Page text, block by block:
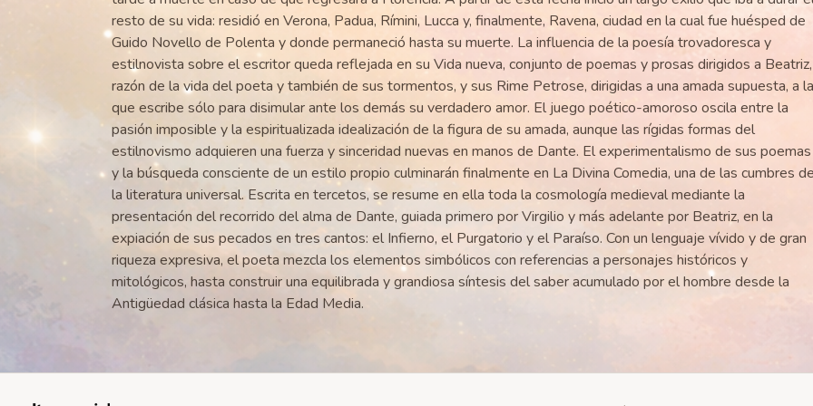
resto de su vida: residió en Verona, Padua, Rímini, Lucca y, finalmente, Ravena, ciudad en la cual fue huésped de
Guido Novello de Polenta y donde permaneció hasta su muerte. La influencia de la poesía trovadoresca y
estilnovista sobre el escritor queda reflejada en su Vida nueva, conjunto de poemas y prosas dirigidos a Beatriz,
razón de la vida del poeta y también de sus tormentos, y sus Rime Petrose, dirigidas a una amada supuesta, a la
que escribe sólo para disimular ante los demás su verdadero amor. El juego poético-amoroso oscila entre la
pasión imposible y la espiritualizada idealización de la figura de su amada, aunque las rígidas formas del
estilnovismo adquieren una fuerza y sinceridad nuevas en manos de Dante. El experimentalismo de sus poemas
y la búsqueda consciente de un estilo propio culminarán finalmente en La Divina Comedia, una de las cumbres
la literatura universal. Escrita en tercetos, se resume en ella toda la cosmología medieval mediante la
presentación del recorrido del alma de Dante, guiada primero por Virgilio y más adelante por Beatriz, en la
expiación de sus pecados en tres cantos: el Infierno, el Purgatorio y el Paraíso. Con un lenguaje vívido y de gran
riqueza expresiva, el poeta mezcla los elementos simbólicos con referencias a personajes históricos y
mitológicos, hasta construir una equilibrada y grandiosa síntesis del saber acumulado por el hombre desde la
Antigüedad clásica hasta la Edad Media.